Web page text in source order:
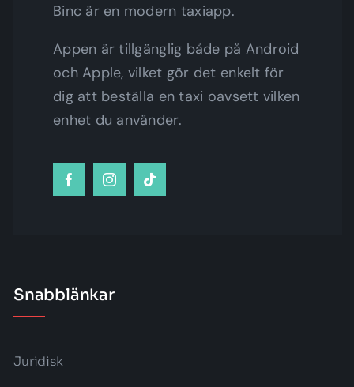
Binc är en modern taxiapp.
Appen är tillgänglig både på Android
och Apple, vilket gör det enkelt för
dig att beställa en taxi oavsett vilken
enhet du använder.
Snabblänkar
Juridisk